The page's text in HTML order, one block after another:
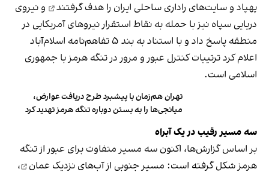
پهپاد و سایت‌های راداری ساحلی ایران را هدف گرفتند
و نیروی
دریایی سپاه نیز با حمله به نقاط استقرار نیروهای آمریکایی در
منطقه پاسخ داد و با استناد به بند ۵ تفاهم‌نامه اسلام‌آباد
اعلام کرد ترتیبات کنترل عبور و مرور در تنگه هرمز با جمهوری
اسلامی است.
تهران هم‌زمان با پیشبرد طرح دریافت عوارض،
میانجی‌ها را به بستن دوباره تنگه هرمز تهدید کرد
سه مسیر رقیب در یک آبراه
بر اساس گزارش‌ها، اکنون سه مسیر متفاوت برای عبور از تنگه
هرمز شکل گرفته است: مسیر جنوبی ازآب‌های نزدیک عمان
،